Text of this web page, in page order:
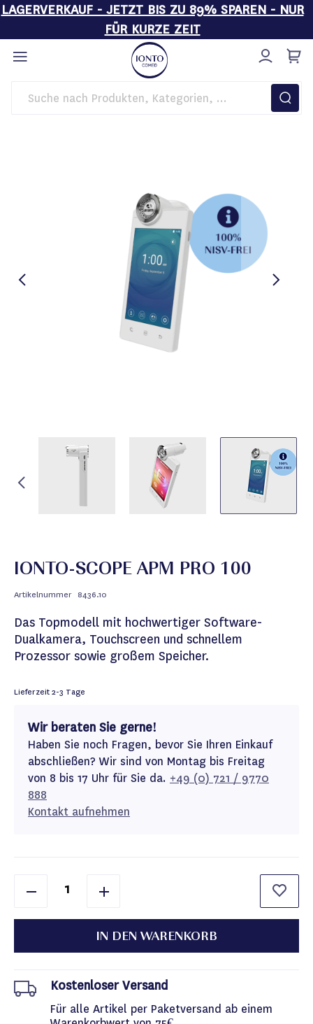
LAGERVERKAUF - JETZT BIS ZU 89% SPAREN - NUR
FÜR KURZE ZEIT
Direkt
zum
Inhalt
Startseite Kosmetikgeräte IONTO-SCOPE APM Pro 100
IONTO-SCOPE APM PRO 100
Artikelnummer 8436.10
Das Topmodell mit hochwertiger Software-
Dualkamera, Touchscreen und schnellem
Prozessor sowie großem Speicher.
Lieferzeit2-3 Tage
Wir beraten Sie gerne!
Haben Sie noch Fragen, bevor Sie Ihren Einkauf
abschließen? Wir sind von Montag bis Freitag
von 8 bis 17 Uhr für Sie da. +49 (0) 721 / 9770
888
Kontakt aufnehmen
IN DEN WARENKORB
Kostenloser Versand
Für alle Artikel per Paketversand ab einem